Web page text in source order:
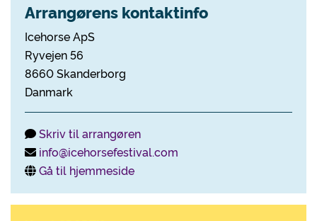
Arrangørens kontaktinfo
Icehorse ApS
Ryvejen 56
8660 Skanderborg
Danmark
Skriv til arrangøren
info@icehorsefestival.com
Gå til hjemmeside